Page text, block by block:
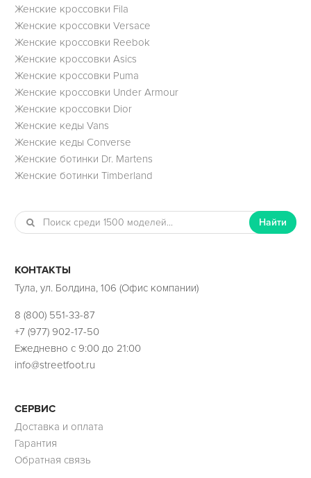
Женские кроссовки Fila
Женские кроссовки Versace
Женские кроссовки Reebok
Женские кроссовки Asics
Женские кроссовки Puma
Женские кроссовки Under Armour
Женские кроссовки Dior
Женские кеды Vans
Женские кеды Converse
Женские ботинки Dr. Martens
Женские ботинки Timberland
Найти
КОНТАКТЫ
Тула, ул. Болдина, 106 (Офис компании)
8 (800) 551-33-87
+7 (977) 902-17-50
Ежедневно с 9:00 до 21:00
info@streetfoot.ru
СЕРВИС
Доставка и оплата
Гарантия
Обратная связь